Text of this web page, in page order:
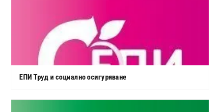
ЕПИ Труд и социално осигуряване